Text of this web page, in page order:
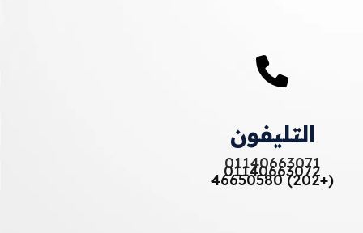
التليفون
01140663071
01140663072(+202) 46650580